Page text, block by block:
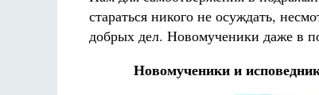
стараться никого не осуждать,
добрых дел. Новомученики даже в
Новомученики и